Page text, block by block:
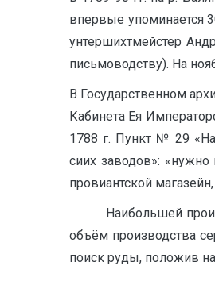
впервые упоминается
унтершихтмейстер
письмоводству). На
В Государственном
Кабинета Ея
1788 г. Пункт № 29
сиих заводов»:
провиантской
Наибольшей
объём производства
поиск руды, положив